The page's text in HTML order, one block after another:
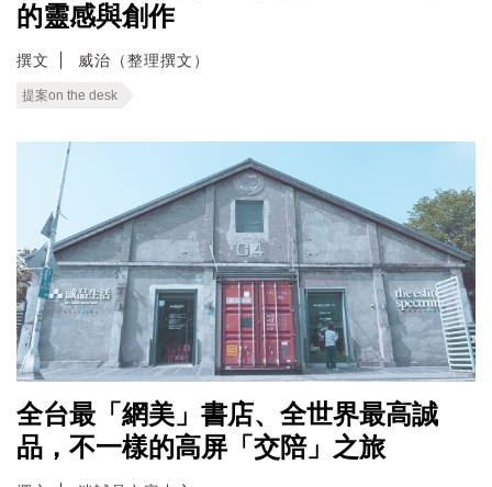
的靈感與創作
撰文 威治（整理撰文）
提案on the desk
全台最「網美」書店、全世界最高誠
品，不一樣的高屏「交陪」之旅